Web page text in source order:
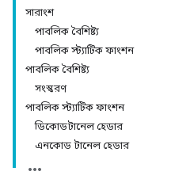
সারাংশ
পাবলিক বৈশিষ্ট্য
পাবলিক স্ট্যাটিক ফাংশন
পাবলিক বৈশিষ্ট্য
সংস্করণ
পাবলিক স্ট্যাটিক ফাংশন
ডিকোডটানেল হেডার
এনকোড টানেল হেডার